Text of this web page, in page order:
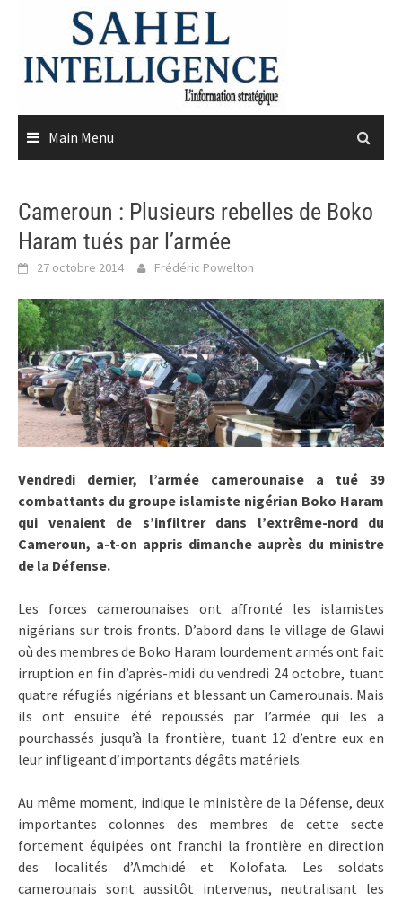
content
Main Menu
Cameroun : Plusieurs rebelles de Boko
Haram tués par l’armée
27 octobre 2014 Frédéric Powelton
Vendredi dernier, l’armée camerounaise a tué 39
combattants du groupe islamiste nigérian Boko Haram
qui venaient de s’infiltrer dans l’extrême-nord du
Cameroun, a-t-on appris dimanche auprès du ministre
de la Défense.
Les forces camerounaises ont affronté les islamistes
nigérians sur trois fronts. D’abord dans le village de Glawi
où des membres de Boko Haram lourdement armés ont fait
irruption en fin d’après-midi du vendredi 24 octobre, tuant
quatre réfugiés nigérians et blessant un Camerounais. Mais
ils ont ensuite été repoussés par l’armée qui les a
pourchassés jusqu’à la frontière, tuant 12 d’entre eux en
leur infligeant d’importants dégâts matériels.
Au même moment, indique le ministère de la Défense, deux
importantes colonnes des membres de cette secte
fortement équipées ont franchi la frontière en direction
des localités d’Amchidé et Kolofata. Les soldats
camerounais sont aussitôt intervenus, neutralisant les